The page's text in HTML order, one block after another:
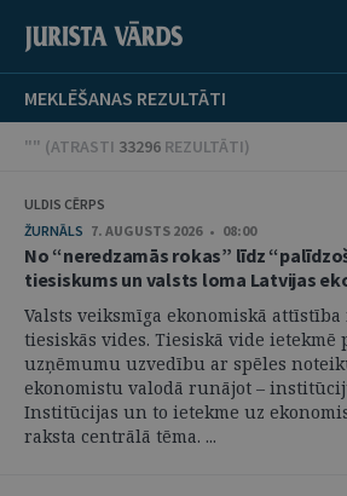
MEKLĒŠANAS REZULTĀTI
"" (ATRASTI 33296 REZULTĀTI)
ULDIS CĒRPS
ŽURNĀLS 7. AUGUSTS 2026 • 08:00
No “neredzamās rokas” līdz
tiesiskums un valsts loma Latvijas
Valsts veiksmīga ekonomiskā
tiesiskās vides. Tiesiskā vide ietekmē
uzņēmumu uzvedību ar spēles
ekonomistu valodā runājot –
Institūcijas un to ietekme uz
raksta centrālā tēma. ...